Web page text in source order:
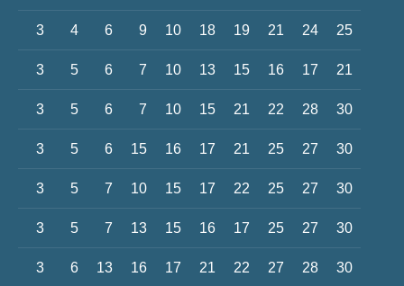
3 4 6 9 10 18 19 21 24 25
3 5 6 7 10 13 15 16 17 21
3 5 6 7 10 15 21 22 28 30
3 5 6 15 16 17 21 25 27 30
3 5 7 10 15 17 22 25 27 30
3 5 7 13 15 16 17 25 27 30
3 6 13 16 17 21 22 27 28 30